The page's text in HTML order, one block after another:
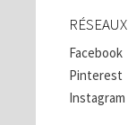
RÉSEAUX
Facebook
Pinterest
Instagram